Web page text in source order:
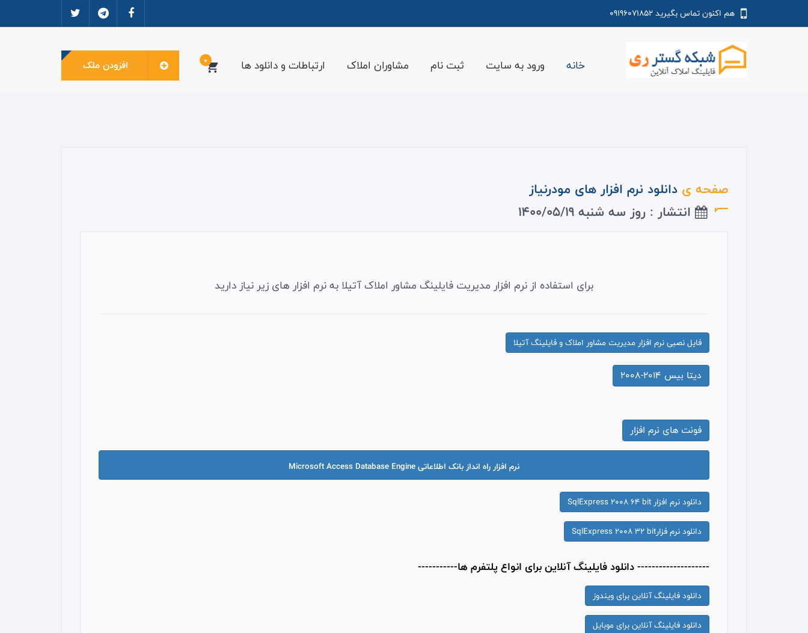
هم اکنون تماس بگیرید09196071852
افزودن ملک 0 خانه ورود به سایت ثبت نام مشاوران املاک ارتباطات و دانلود ها
صفحه ی دانلود نرم افزار های مودرنیاز
انتشار : روز سه شنبه 1400/05/19
برای استفاده از نرم افزار مدیریت فایلینگ مشاور املاک آتیلا به نرم افزار های زیر نیاز دارید
فایل نصبی نرم افزار مدیریت مشاور املاک و فایلینگ آتیلا
دیتا بیس 2014-2008
فونت های نرم افزار
نرم افزار راه انداز بانک اطلاعاتی Microsoft Access Database Engine
دانلود نرم افزار SqlExpress 2008 64 bit
دانلود نرم فزارSqlExpress 2008 32 bit
-------------------- دانلود فایلینگ آنلاین برای انواع پلتفرم ها-----------
دانلود فایلینگ آنلاین برای ویندوز
دانلود فایلینگ آنلاین برای موبایل